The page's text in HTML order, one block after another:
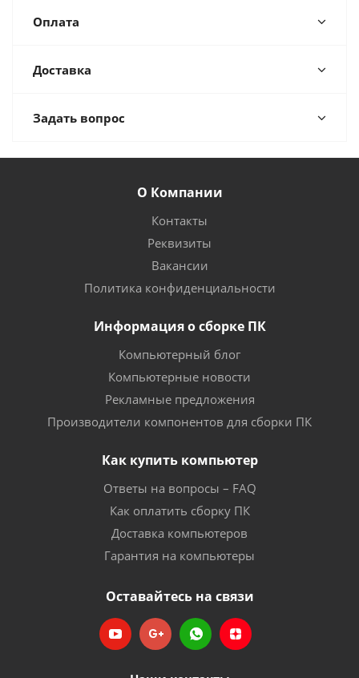
Оплата
Доставка
Задать вопрос
О Компании
Контакты
Реквизиты
Вакансии
Политика конфиденциальности
Информация о сборке ПК
Компьютерный блог
Компьютерные новости
Рекламные предложения
Производители компонентов для сборки ПК
Как купить компьютер
Ответы на вопросы – FAQ
Как оплатить сборку ПК
Доставка компьютеров
Гарантия на компьютеры
Оставайтесь на связи